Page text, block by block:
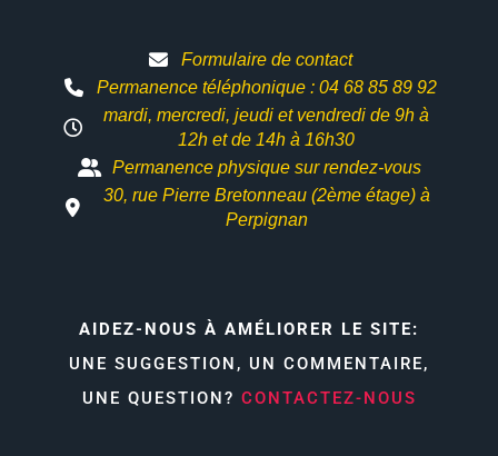
Formulaire de contact
Permanence téléphonique : 04 68 85 89 92
mardi, mercredi, jeudi et vendredi de 9h à
12h etde 14h à 16h30
Permanence physique sur rendez-vous
30, rue Pierre Bretonneau (2ème étage) à
Perpignan
AIDEZ-NOUS À AMÉLIORER LE SITE:
UNE SUGGESTION, UN COMMENTAIRE,
UNE QUESTION? CONTACTEZ-NOUS